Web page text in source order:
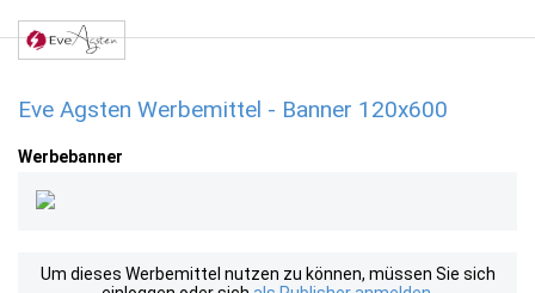
Eve Agsten Werbemittel - Banner 120x600
Werbebanner
Um dieses Werbemittel nutzen zu können, müssen Sie sich